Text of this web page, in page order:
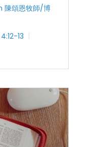
陳頌恩牧師/博
13